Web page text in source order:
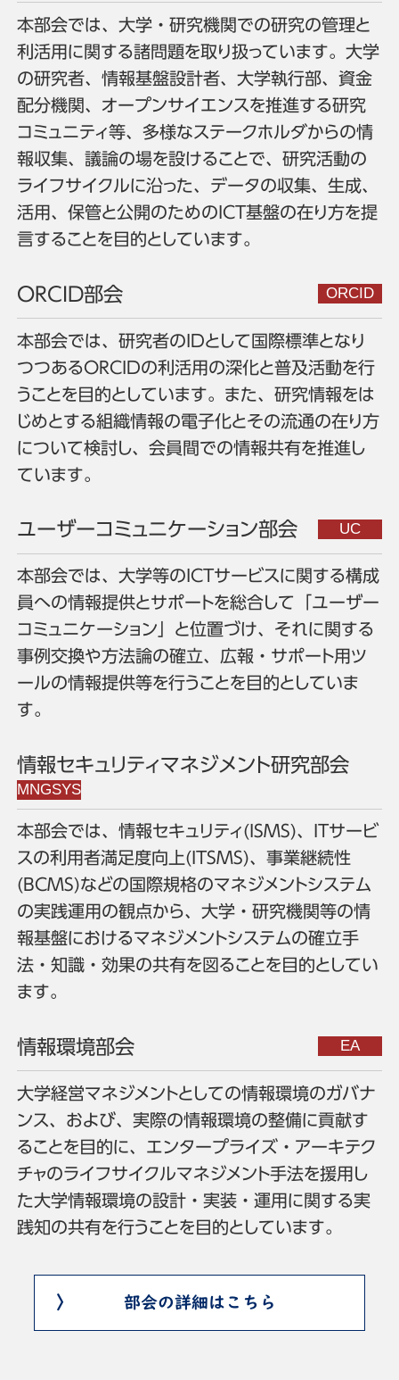
本部会では、大学・研究機関での研究の管理と
利活用に関する諸問題を取り扱っています。大学
の研究者、情報基盤設計者、大学執行部、資金
配分機関、オープンサイエンスを推進する研究
コミュニティ等、多様なステークホルダからの情
報収集、議論の場を設けることで、研究活動の
ライフサイクルに沿った、データの収集、生成、
活用、保管と公開のためのICT基盤の在り方を提
言することを目的としています。
ORCID部会
本部会では、研究者のIDとして国際標準となり
つつあるORCIDの利活用の深化と普及活動を行
うことを目的としています。また、研究情報をは
じめとする組織情報の電子化とその流通の在り方
について検討し、会員間での情報共有を推進し
ています。
ユーザーコミュニケーション部会
本部会では、大学等のICTサービスに関する構成
員への情報提供とサポートを総合して「ユーザー
コミュニケーション」と位置づけ、それに関する
事例交換や方法論の確立、広報・サポート用ツ
ールの情報提供等を行うことを目的としていま
す。
情報セキュリティマネジメント研究部会
本部会では、情報セキュリティ(ISMS)、ITサービ
スの利用者満足度向上(ITSMS)、事業継続性
(BCMS)などの国際規格のマネジメントシステム
の実践運用の観点から、大学・研究機関等の情
報基盤におけるマネジメントシステムの確立手
法・知識・効果の共有を図ることを目的としてい
ます。
情報環境部会
大学経営マネジメントとしての情報環境のガバナ
ンス、および、実際の情報環境の整備に貢献す
ることを目的に、エンタープライズ・アーキテク
チャのライフサイクルマネジメント手法を援用し
た大学情報環境の設計・実装・運用に関する実
践知の共有を行うことを目的としています。
部会の詳細はこちら